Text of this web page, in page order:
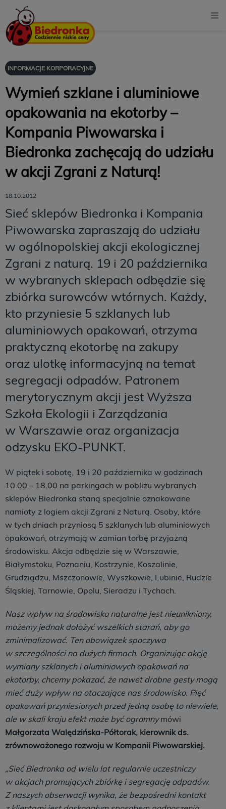
INFORMACJE KORPORACYJNE
Wymień szklane i aluminiowe
opakowania na ekotorby –
Kompania Piwowarska i
Biedronka zachęcają do udziału
w akcji Zgrani z Naturą!
18.10.2012
Sieć sklepów Biedronka i Kompania
Piwowarska zapraszają do udziału
w ogólnopolskiej akcji ekologicznej
Zgrani z naturą. 19 i 20 października
w wybranych sklepach odbędzie się
zbiórka surowców wtórnych. Każdy,
kto przyniesie 5 szklanych lub
aluminiowych opakowań, otrzyma
praktyczną ekotorbę na zakupy
oraz ulotkę informacyjną na temat
segregacji odpadów. Patronem
merytorycznym akcji jest Wyższa
Szkoła Ekologii i Zarządzania
w Warszawie oraz organizacja
odzysku EKO-PUNKT.
W piątek i sobotę, 19 i 20 października w godzinach
10.00 – 18.00 na parkingach w pobliżu wybranych
sklepów Biedronka staną specjalnie oznakowane
namioty z logiem akcji Zgrani z Naturą. Osoby, które
w tych dniach przyniosą 5 szklanych lub aluminiowych
opakowań, otrzymają w zamian torbę przyjazną
środowisku. Akcja odbędzie się w Warszawie,
Białymstoku, Poznaniu, Kostrzynie, Koszalinie,
Grudziądzu, Mszczonowie, Wyszkowie, Lubinie, Rudzie
Śląskiej, Tarnowie, Opolu, Sieradzu i Tychach.
Nasz wpływ na środowisko naturalne jest nieunikniony,
możemy jednak dołożyć wszelkich starań, aby go
zminimalizować. Ten obowiązek spoczywa
w szczególności na dużych firmach. Organizując akcję
wymiany szklanych i aluminiowych opakowań na
ekotorby, chcemy pokazać, że nawet drobne gesty mogą
mieć duży wpływ na otaczające nas środowisko. Pięć
opakowań przyniesionych przed jedną osobę to niewiele,
ale w skali kraju efekt może być ogromnymówi
Małgorzata Walędzińska-Półtorak, kierownik ds.
zrównoważonego rozwoju w Kompanii Piwowarskiej.
„Sieć Biedronka od wielu lat regularnie uczestniczy
w akcjach promujących zbiórkę i segregację odpadów.
Z naszych obserwacji wynika, że bezpośredni kontakt